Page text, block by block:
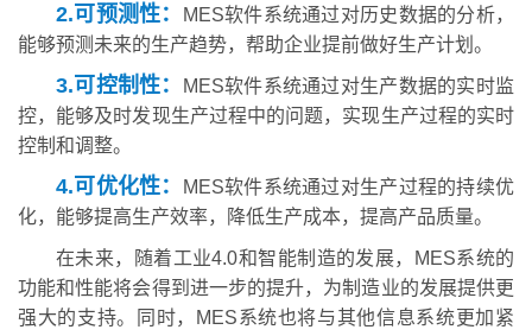
2.可预测性：
MES软件系统通过对历史数据的分析，
能够预测未来的生产趋势，帮助企业提前做好生产计划。
3.可控制性：
MES软件系统通过对生产数据的实时监
控，能够及时发现生产过程中的问题，实现生产过程的实时
控制和调整。
4.可优化性：
MES软件系统通过对生产过程的持续优
化，能够提高生产效率，降低生产成本，提高产品质量。
在未来，随着工业4.0和智能制造的发展，MES系统的
功能和性能将会得到进一步的提升，为制造业的发展提供更
强大的支持。同时，MES系统也将与其他信息系统更加紧